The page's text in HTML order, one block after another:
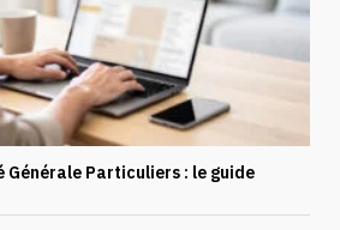
Générale Particuliers : le guide